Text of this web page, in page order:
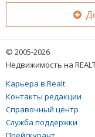
© 2005-2026
Недвижимость на
Карьера в Realt
Контакты редакции
Справочный центр
Служба поддержки